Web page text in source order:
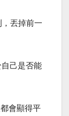
丟掉前一
己是否能
會顯得平